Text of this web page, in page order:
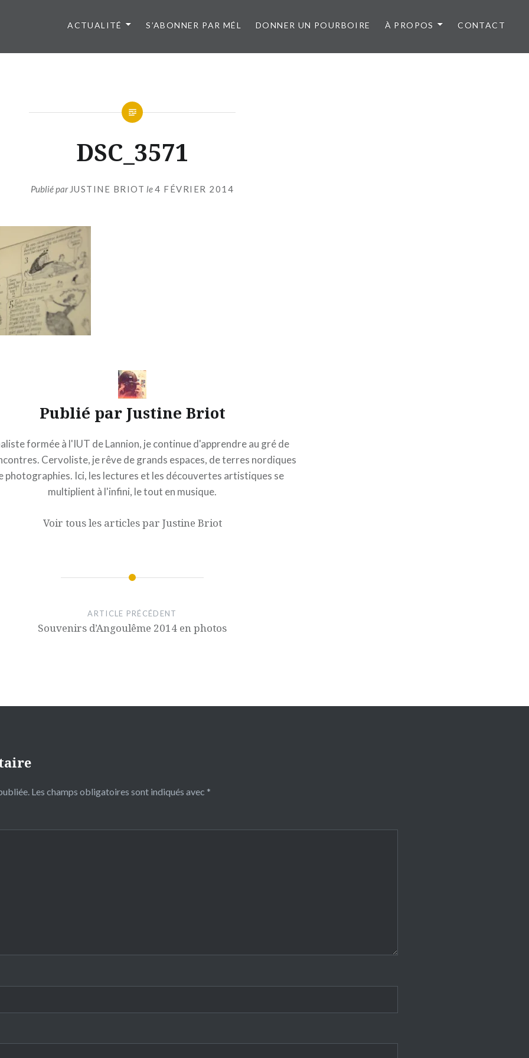
ACTUALITÉ S’ABONNER PAR MÉL DONNER UN POURBOIRE À PROPOS CONTACT
DSC_3571
Publié par JUSTINE BRIOT le4 FÉVRIER 2014
Publié par Justine Briot
formée à l'IUT de Lannion, je continue d'apprendre au gré de
Cervoliste, je rêve de grands espaces, de terres nordiques
photographies. Ici, les lectures et les découvertes artistiques se
multiplient à l'infini, le tout en musique.
Voir tous les articles par Justine Briot
ARTICLE PRÉCÉDENT
Souvenirs d’Angoulême 2014 en photos
Les champs obligatoires sont indiqués avec *